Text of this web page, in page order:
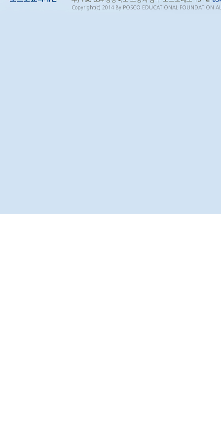
Copyright(c) 2014 By POSCO EDUCATIONAL FOUNDATION